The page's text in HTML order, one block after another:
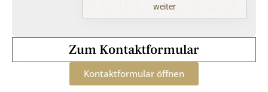
weiter
Zum Kontaktformular
Kontaktformular öffnen